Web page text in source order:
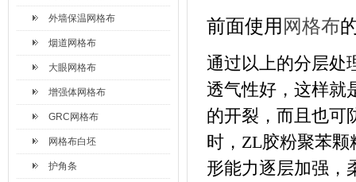
外墙保温网格布
烟道网格布
大眼网格布
增强体网格布
GRC网格布
网格布白坯
护角条
前面使用 网格布
通过以上的分层处
透气性好，这样就
的开裂，而且也可
时， ZL胶粉聚苯
形能力逐层加强，